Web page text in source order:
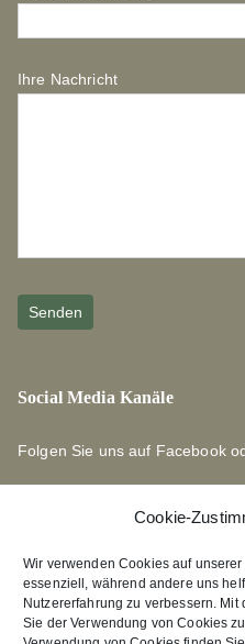
Cookie-
Wir verwenden Cookies auf
essenziell, während andere uns
Nutzererfahrung zu verbessern.
Sie der Verwendung von Cookies
Ihre Nachricht
Social Media Kanäle
Folgen Sie uns auf Facebook
Links zu unseren